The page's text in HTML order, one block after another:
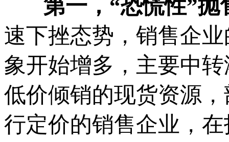
第一，“恐慌性”抛
速下挫态势，销售企
象开始增多，主要中
低价倾销的现货资源
行定价的销售企业，